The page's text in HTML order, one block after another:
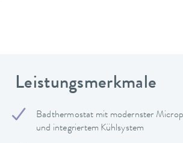
Leistungsmerkmale
Badthermostat mit modernster
und integriertem Kühlsystem